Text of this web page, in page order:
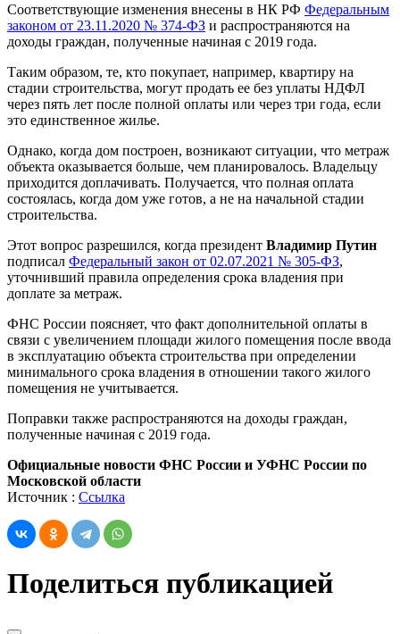
Соответствующие изменения внесены в НК РФ Федеральным
законом от 23.11.2020 № 374-ФЗ и распространяются на
доходы граждан, полученные начиная с 2019 года.
Таким образом, те, кто покупает, например, квартиру на
стадии строительства, могут продать ее без уплаты НДФЛ
через пять лет после полной оплаты или через три года, если
это единственное жилье.
Однако, когда дом построен, возникают ситуации, что метраж
объекта оказывается больше, чем планировалось. Владельцу
приходится доплачивать. Получается, что полная оплата
состоялась, когда дом уже готов, а не на начальной стадии
строительства.
Этот вопрос разрешился, когда президент Владимир Путин
подписал Федеральный закон от 02.07.2021 № 305-ФЗ,
уточнивший правила определения срока владения при
доплате за метраж.
ФНС России поясняет, что факт дополнительной оплаты в
связи с увеличением площади жилого помещения после ввода
в эксплуатацию объекта строительства при определении
минимального срока владения в отношении такого жилого
помещения не учитывается.
Поправки также распространяются на доходы граждан,
полученные начиная с 2019 года.
Официальные новости ФНС России и УФНС России по
Московской области
Источник : Ссылка
Поделиться публикацией